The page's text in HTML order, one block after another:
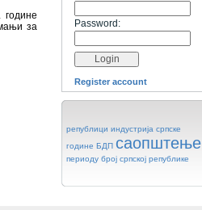
године
за
Password:
Register account
републици индустрија српске
године БДП саопштење
периоду број српској републике